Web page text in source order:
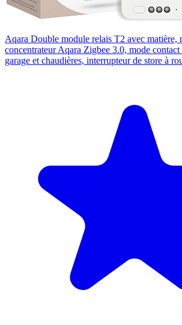
Aqara Double module relais T2 avec matière,
concentrateur Aqara Zigbee 3.0, mode contact
garage et chaudières, interrupteur de store à